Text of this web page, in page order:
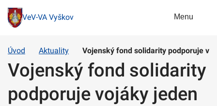
VeV-VA Vyškov Menu
Úvod Aktuality Vojenský fond solidarity podporuje
Vojenský fond solidarity
podporuje vojáky jeden